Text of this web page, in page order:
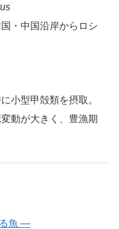
・中国沿岸からロシ
小型甲殻類を摂取。
動が大きく、豊漁期
魚 ―